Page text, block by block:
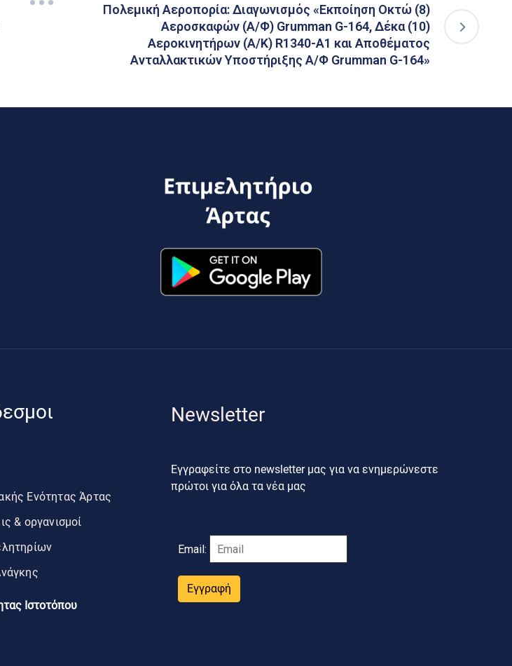
Πολεμική Αεροπορία: Διαγωνισμός «Εκποίηση Οκτώ (8)
Αεροσκαφών (Α/Φ) Grumman G-164, Δέκα (10)
Αεροκινητήρων (Α/Κ) R1340-A1 και Αποθέματος
Ανταλλακτικών Υποστήριξης Α/Φ Grumman G-164»
Ενότητας Άρτας
& οργανισμοί
Ιστοτόπου
Newsletter
Εγγραφείτε στο newsletter μας για να ενημερώνεστε
πρώτοι για όλα τα νέα μας
Email:
Εγγραφή